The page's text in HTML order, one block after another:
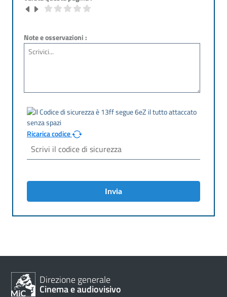
Note e osservazioni :
Ricarica codice
Invia
Direzione generale
Cinema e audiovisivo